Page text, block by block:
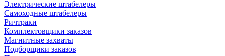
Электрические штабелеры
Самоходные штабелеры
Ричтраки
Комплектовщики заказов
Магнитные захваты
Подборщики заказов